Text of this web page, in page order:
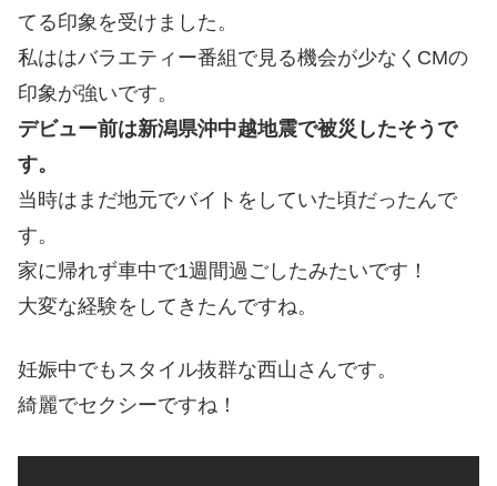
てる印象を受けました。
私ははバラエティー番組で見る機会が少なくCMの
印象が強いです。
デビュー前は新潟県沖中越地震で被災したそうで
す。
当時はまだ地元でバイトをしていた頃だったんで
す。
家に帰れず車中で1週間過ごしたみたいです！
大変な経験をしてきたんですね。
妊娠中でもスタイル抜群な西山さんです。
綺麗でセクシーですね！